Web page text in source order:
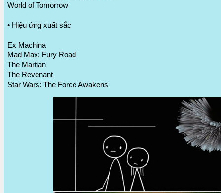
World of Tomorrow
• Hiệu ứng xuất sắc
Ex Machina
Mad Max: Fury Road
The Martian
The Revenant
Star Wars: The Force Awakens